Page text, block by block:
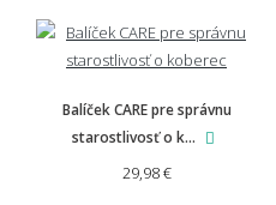
Balíček CARE pre správnu
starostlivosť o k...
29,98 €